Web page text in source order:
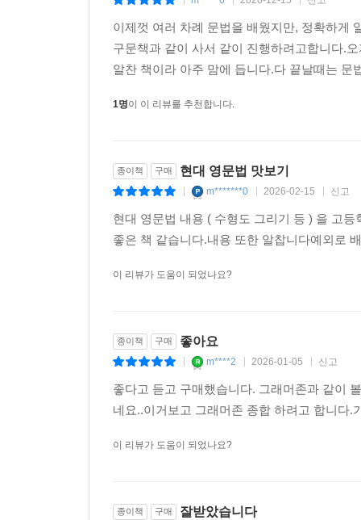
이제껏 여러 차례 문법을 배웠지만, 정확하게
구문책과 같이 사서 같이 진행하려고합니다.
알찬 책이라 아주 맘에 듭니다.다 끝날때는
1명이 이 리뷰를 추천합니다.
종이책 구매 현대 영문법 맛보기
m*******0 2026-02-15 신고
현대 영문법 내용 ( 수형도 그리기 등 ) 을 고
좋은 책 같습니다.내용 또한 알찹니다예외로
이 리뷰가 도움이 되었나요?
종이책 구매 좋아요
m****2 2026-01-05 신고
좋다고 듣고 구매했습니다. 그래머존과 같이
네요..이거보고 그래머존 종합 하려고 합니다
이 리뷰가 도움이 되었나요?
종이책 구매 잘받았습니다